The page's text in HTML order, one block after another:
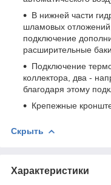
В нижней части
шламовых
подключение
расширительные
Подключение
коллектора, два -
благодаря этому
Крепежные
Скрыть
Характеристики